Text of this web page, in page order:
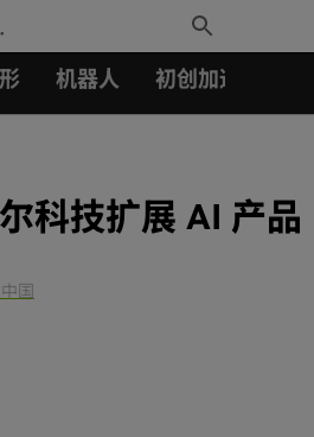
Toggle
Search
机器人 初创加速会员成
科技扩展 AI 产品
国